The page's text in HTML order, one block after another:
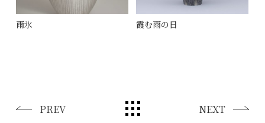
雨氷 霞む雨の日
PREV NEXT